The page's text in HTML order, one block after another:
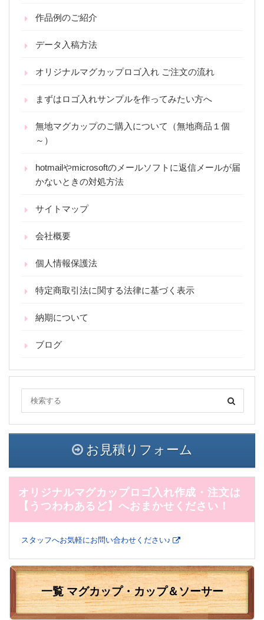
作品例のご紹介
データ入稿方法
オリジナルマグカップロゴ入れ ご注文の流れ
まずはロゴ入れサンプルを作ってみたい方へ
無地マグカップのご購入について（無地商品１個
～）
hotmailやmicrosoftのメールソフトに返信メールが届
かないときの対処方法
サイトマップ
会社概要
個人情報保護法
特定商取引法に関する法律に基づく表示
納期について
ブログ
お見積りフォーム
オリジナルマグカップロゴ入れ作成・注文は
【うつわわあるど】へおまかせください！
スタッフへお気軽にお問い合わせください♪
一覧 マグカップ・カップ＆ソーサー